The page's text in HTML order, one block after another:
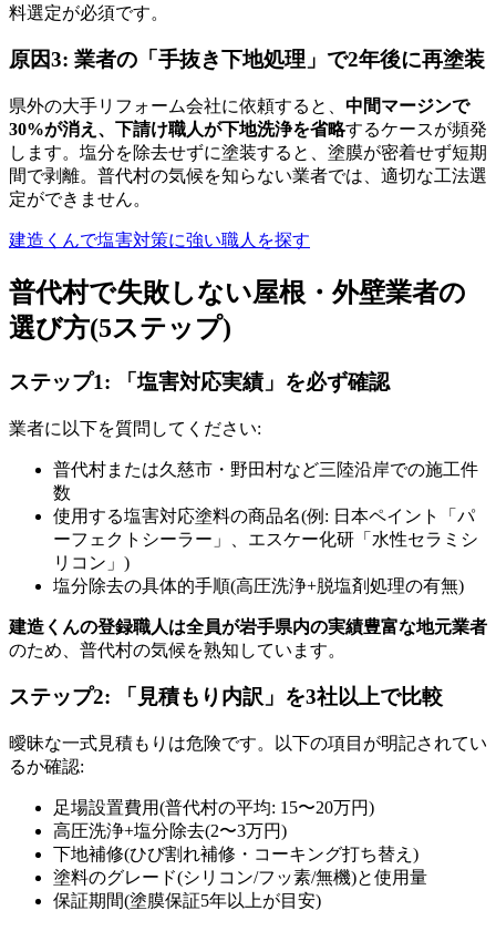
料選定が必須です。
原因3: 業者の「手抜き下地処理」で2年後に再塗装
県外の大手リフォーム会社に依頼すると、 中間マージンで
30%が消え、下請け職人が下地洗浄を省略するケースが頻発
します。塩分を除去せずに塗装すると、塗膜が密着せず短期
間で剥離。普代村の気候を知らない業者では、適切な工法選
定ができません。
建造くんで塩害対策に強い職人を探す
普代村で失敗しない屋根・外壁業者の
選び方(5ステップ)
ステップ1: 「塩害対応実績」を必ず確認
業者に以下を質問してください:
普代村または久慈市・野田村など三陸沿岸での施工件
数
使用する塩害対応塗料の商品名(例: 日本ペイント「パ
ーフェクトシーラー」、エスケー化研「水性セラミシ
リコン」)
塩分除去の具体的手順(高圧洗浄+脱塩剤処理の有無)
建造くんの登録職人は全員が岩手県内の実績豊富な地元業者
のため、普代村の気候を熟知しています。
ステップ2: 「見積もり内訳」を3社以上で比較
曖昧な一式見積もりは危険です。以下の項目が明記されてい
るか確認:
足場設置費用(普代村の平均: 15〜20万円)
高圧洗浄+塩分除去(2〜3万円)
下地補修(ひび割れ補修・コーキング打ち替え)
塗料のグレード(シリコン/フッ素/無機)と使用量
保証期間(塗膜保証5年以上が目安)